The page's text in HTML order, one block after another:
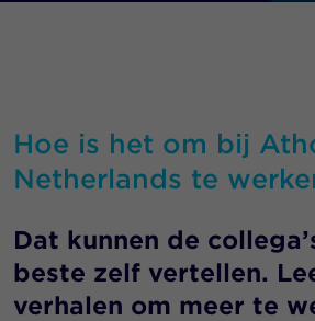
Hoe is het om bij
Netherlands te
Dat kunnen de
beste zelf vertellen.
verhalen om meer te